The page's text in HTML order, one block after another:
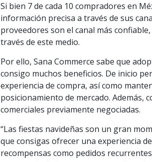
Si bien 7 de cada 10 compradores en
información precisa a través de sus
proveedores son el canal más
través de este medio.
Por ello, Sana Commerce sabe que
consigo muchos beneficios. De inicio
experiencia de compra, así como
posicionamiento de mercado. Además,
comerciales previamente negociadas.
“Las fiestas navideñas son un gran
que consigas ofrecer una experiencia
recompensas como pedidos